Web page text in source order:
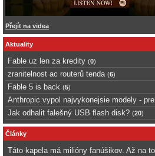
Přejít na videa
Aktuality
Fable uz len za kredity (0)
zranitelnost ac routerů tenda (6)
Fable 5 is back (5)
Anthropic vypol najvykonejsie modely -
Jak odhalit falešný USB flash disk? (20)
Články
Táto kapela má milióny fanúšikov. Až na